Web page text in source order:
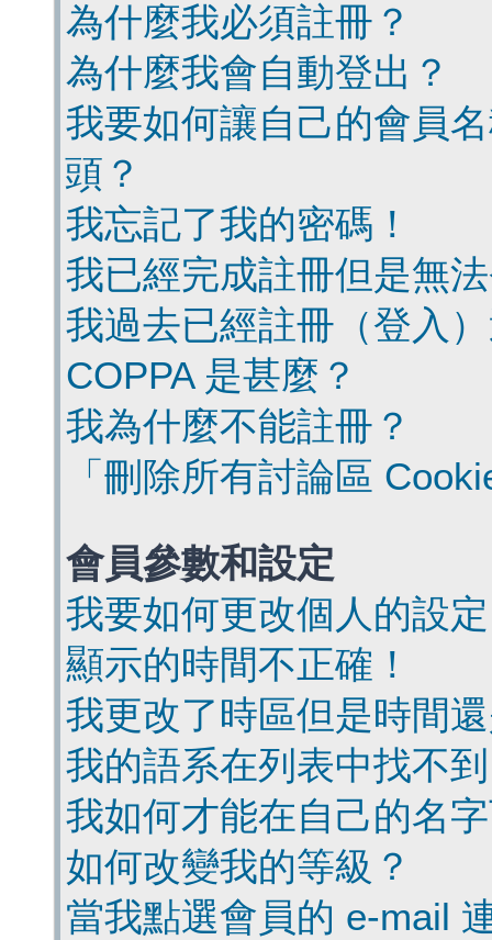
為什麼我必須註冊？
為什麼我會自動登出？
我要如何讓自己的會員
頭？
我忘記了我的密碼！
我已經完成註冊但是無
我過去已經註冊（登入
COPPA 是甚麼？
我為什麼不能註冊？
「刪除所有討論區
會員參數和設定
我要如何更改個人的設
顯示的時間不正確！
我更改了時區但是時間
我的語系在列表中找不
我如何才能在自己的名
如何改變我的等級？
當我點選會員的 e-mail